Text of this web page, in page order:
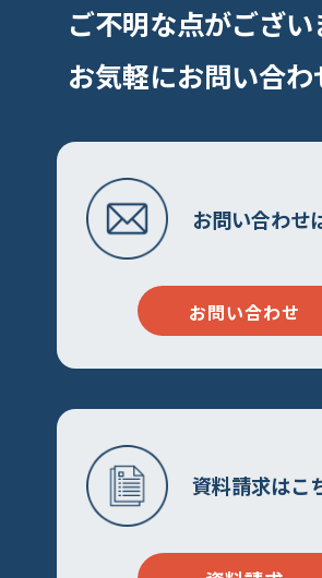
ご不明な点がござい
お気軽にお問い合
お問い合わせ
お問い合わせ
資料請求はこ